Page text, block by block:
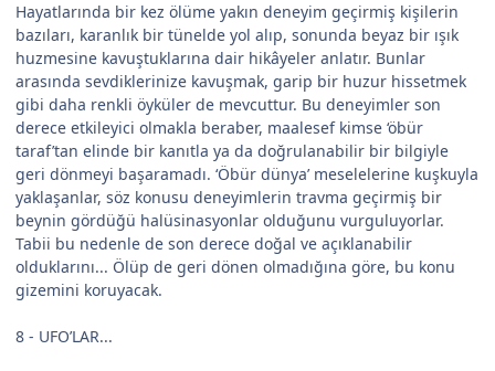
Hayatlarında bir kez ölüme yakın deneyim geçirmiş kişilerin
bazıları, karanlık bir tünelde yol alıp, sonunda beyaz bir ışık
huzmesine kavuştuklarına dair hikâyeler anlatır. Bunlar
arasında sevdiklerinize kavuşmak, garip bir huzur hissetmek
gibi daha renkli öyküler de mevcuttur. Bu deneyimler son
derece etkileyici olmakla beraber, maalesef kimse ‘öbür
taraf’tan elinde bir kanıtla ya da doğrulanabilir bir bilgiyle
geri dönmeyi başaramadı. ‘Öbür dünya’ meselelerine kuşkuyla
yaklaşanlar, söz konusu deneyimlerin travma geçirmiş bir
beynin gördüğü halüsinasyonlar olduğunu vurguluyorlar.
Tabii bu nedenle de son derece doğal ve açıklanabilir
olduklarını... Ölüp de geri dönen olmadığına göre, bu konu
gizemini koruyacak.
8 - UFO’LAR...